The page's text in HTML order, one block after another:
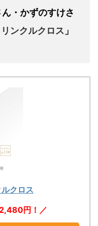
・かずのすけさ
ンクルクロス 」
クロス
円！／